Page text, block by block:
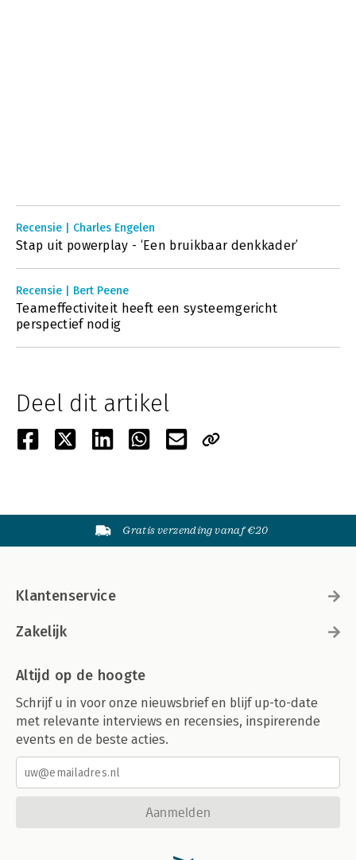
Recensie | Charles Engelen
Stap uit powerplay - ‘Een bruikbaar denkkader’
Recensie | Bert Peene
Teameffectiviteit heeft een systeemgericht
perspectief nodig
Deel dit artikel
Gratis verzending vanaf €20
Klantenservice
Zakelijk
Altijd op de hoogte
Schrijf u in voor onze nieuwsbrief en blijf up-to-date
met relevante interviews en recensies, inspirerende
events en de beste acties.
Aanmelden